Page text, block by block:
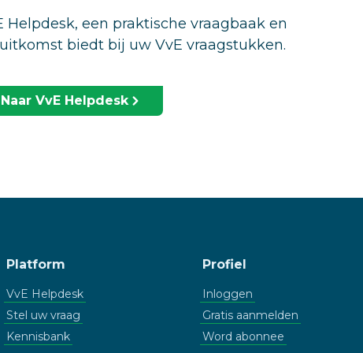
Helpdesk, een praktische vraagbaak en
biedt bij uw VvE vraagstukken.
Naar VvE Helpdesk
Platform
VvE Helpdesk
Stel uw vraag
Kennisbank
Profiel
Inloggen
Gratis aanmelden
Word abonnee